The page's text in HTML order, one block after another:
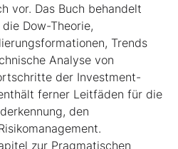
vor. Das Buch behandelt
Dow-Theorie,
Trends
Analyse von
der Investment-
ferner Leitfäden für die
den
zur Pragmatischen